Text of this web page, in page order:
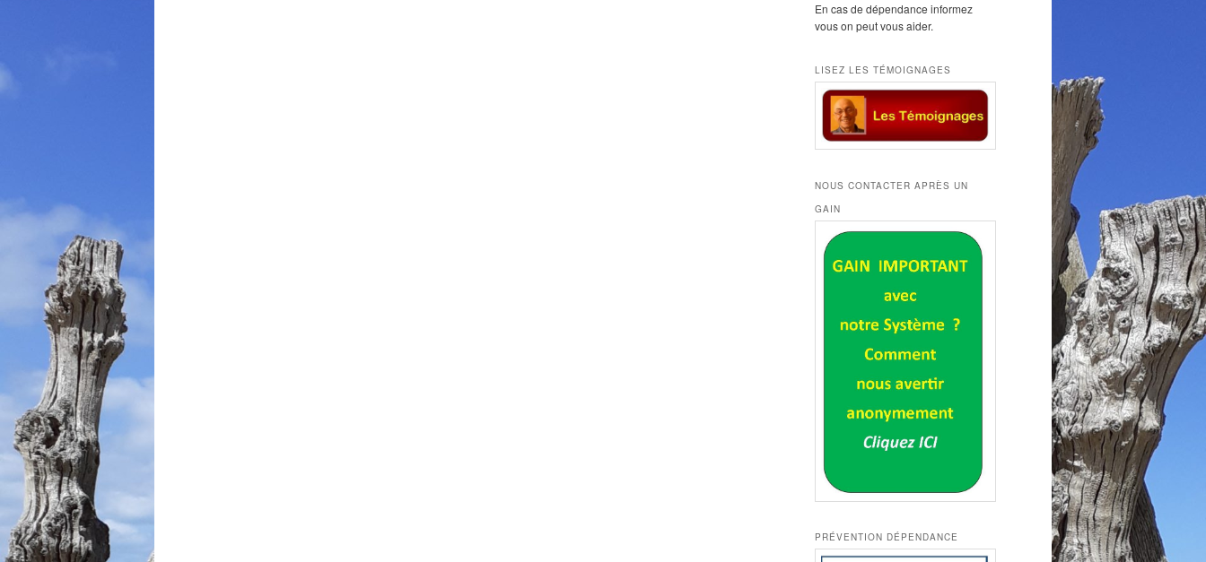
En cas de dépendance informez
vous on peut vous aider.
LISEZ LES TÉMOIGNAGES
NOUS CONTACTER APRÈS UN
GAIN
PRÉVENTION DÉPENDANCE